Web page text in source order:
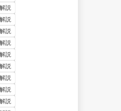
説
説
説
説
説
説
説
説
説